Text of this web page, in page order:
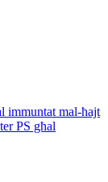
immuntat mal-ħajt
PS għal